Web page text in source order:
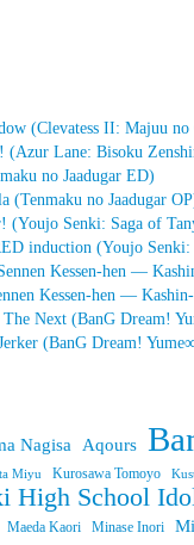
(Clevatess II: Majuu no
(Azur Lane: Bisoku
no Jaadugar ED)
no Jaadugar
Senki: Saga of
induction (Youjo Senki:
Kessen-hen —
Kessen-hen — Kashin-
Next (BanG Dream!
(BanG Dream!
Nagisa Aqours
Miyu Kurosawa Tomoyo
High School
Maeda Kaori Minase Inori